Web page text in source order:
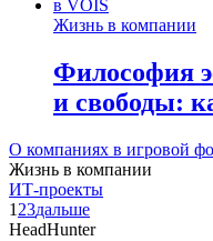
Жизнь в компании
Философия
и свободы:
О компаниях в игровой
Жизнь в компании
ИТ-проекты
1 23дальше
HeadHunter